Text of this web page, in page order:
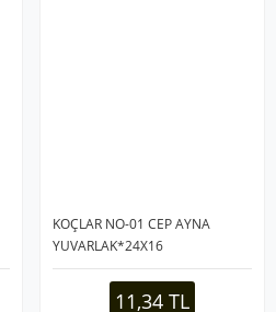
KOÇLAR NO-01 CEP AYNA
YUVARLAK*24X16
11,34 TL